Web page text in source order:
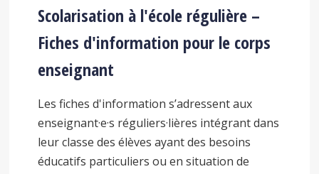
Scolarisation à l'école régulière –
Fiches d'information pour le corps
enseignant
Les fiches d'information s’adressent aux
enseignant·e·s réguliers·lières intégrant dans
leur classe des élèves ayant des besoins
éducatifs particuliers ou en situation de